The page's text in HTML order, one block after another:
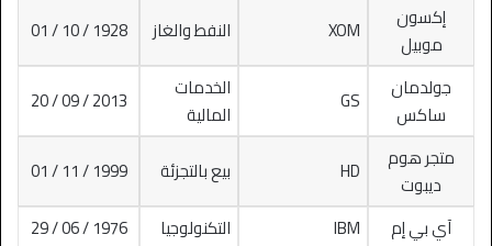
إكسون
موبيل
XOM النفط والغاز
1928 / 10 / 01
جولدمان
ساكس
GS
الخدمات
المالية
2013 / 09 / 20
متجر هوم
ديبوت
HD بيع بالتجزئة
1999 / 11 / 01
آي بي إم
IBM التكنولوجيا
1976 / 06 / 29